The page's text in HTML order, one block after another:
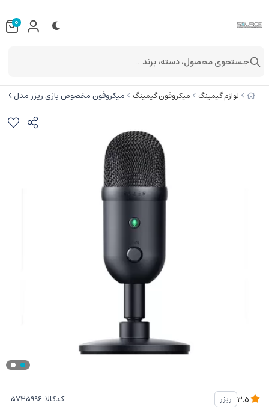
لوازم گیمینگ میکروفون گیمینگ میکروفون مخصوص بازی ریزر مدل Seiren v2 X
ریزر کدکالا:
0
جستجوی محصول، دسته، برند...